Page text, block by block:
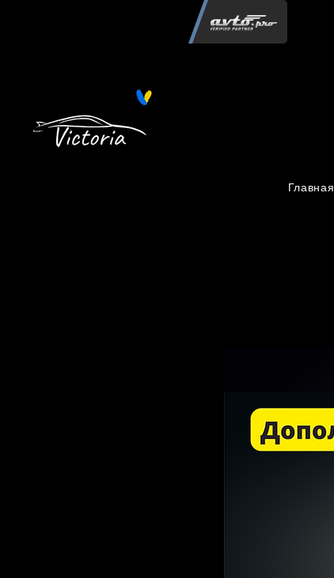
Інтернет-магазин автозапчастин "Вікторія"
Главная